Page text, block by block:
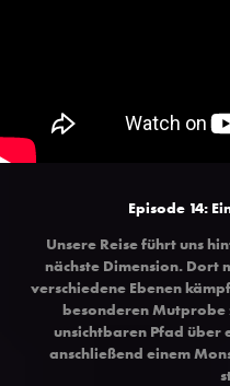
Episode 14:
Unsere Reise führt uns
nächste Dimension. Dort
verschiedene Ebenen
besonderen Mutprobe
unsichtbaren Pfad über
anschließend einem